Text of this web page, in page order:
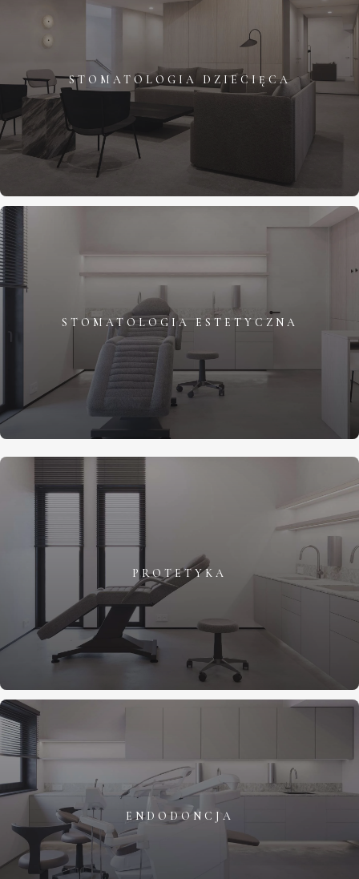
STOMATOLOGIA DZIECIĘCA
STOMATOLOGIA ESTETYCZNA
PROTETYKA
ENDODONCJA